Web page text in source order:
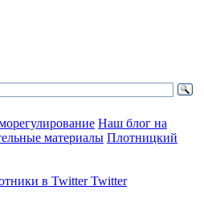
Наш блог на
материалы Плотницкий
Twitter